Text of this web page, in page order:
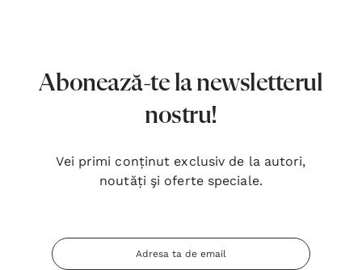
Inima Omului
Abonează-te la newsletterul
nostru!
Vei primi conținut exclusiv de la autori,
noutăți şi oferte speciale.
Adresa
Email